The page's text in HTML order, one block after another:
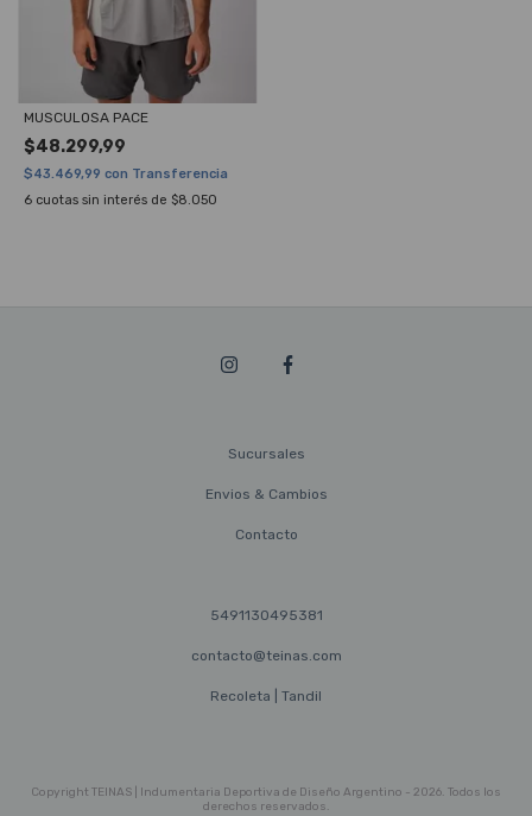
MUSCULOSA PACE
$48.299,99
$43.469,99 con Transferencia
6 cuotas sin interés de $8.050
Sucursales
Envios & Cambios
Contacto
5491130495381
contacto@teinas.com
Recoleta | Tandil
Copyright TEINAS | Indumentaria Deportiva de Diseño Argentino - 2026. Todos los
derechos reservados.